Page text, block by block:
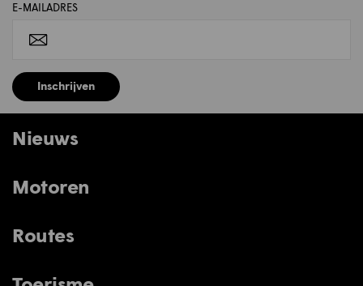
E-MAILADRES
Inschrijven
Nieuws
Motoren
Routes